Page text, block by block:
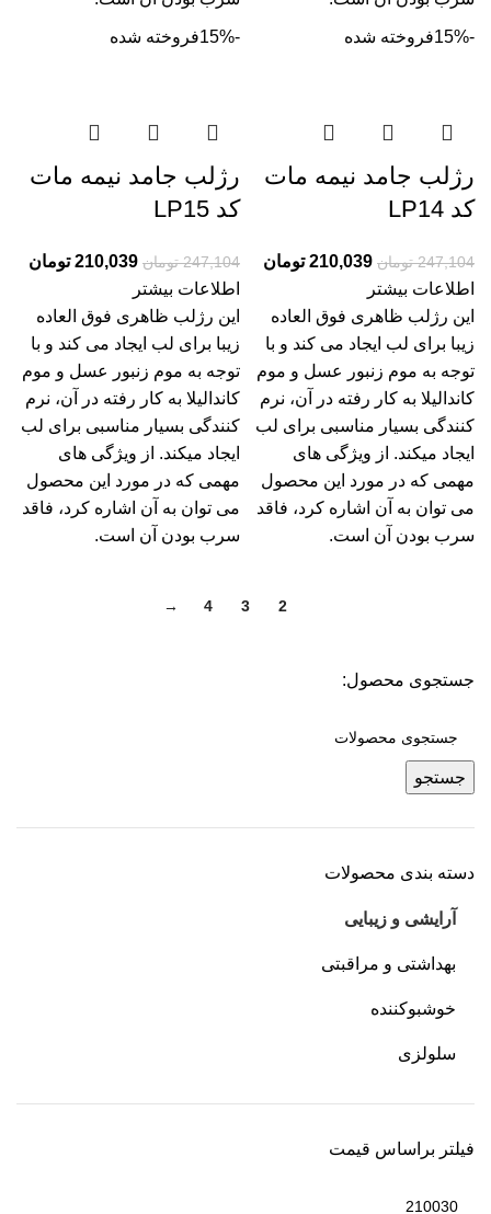
جستجوی محصول:
جستجو
دسته بندی محصولات
آرایشی و زیبایی
بهداشتی و مراقبتی
خوشبوکننده
سلولزی
فیلتر براساس قیمت
-15% فروخته شده
رژلب جامد نیمه مات
کد LP14
247,104 تومان 210,039 تومان
اطلاعات بیشتر
این رژلب ظاهری فوق العاده
زیبا برای لب ایجاد می کند و با
توجه به موم زنبور عسل و موم
کاندالیلا به کار رفته در آن، نرم
کنندگی بسیار مناسبی برای لب
ایجاد میکند. از ویژگی های
مهمی که در مورد این محصول
می توان به آن اشاره کرد، فاقد
سرب بودن آن است.
-15% فروخته شده
رژلب جامد نیمه مات
کد LP15
247,104 تومان 210,039 تومان
اطلاعات بیشتر
این رژلب ظاهری فوق العاده
زیبا برای لب ایجاد می کند و با
توجه به موم زنبور عسل و موم
کاندالیلا به کار رفته در آن، نرم
کنندگی بسیار مناسبی برای لب
ایجاد میکند. از ویژگی های
مهمی که در مورد این محصول
می توان به آن اشاره کرد، فاقد
سرب بودن آن است.
2
3
4
→